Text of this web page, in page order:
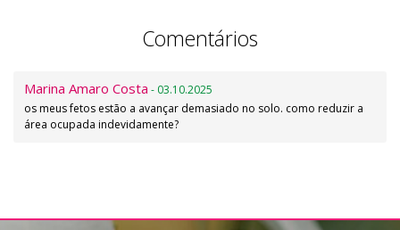
Comentários
Marina Amaro Costa - 03.10.2025
os meus fetos estão a avançar demasiado no solo. como reduzir a
área ocupada indevidamente?